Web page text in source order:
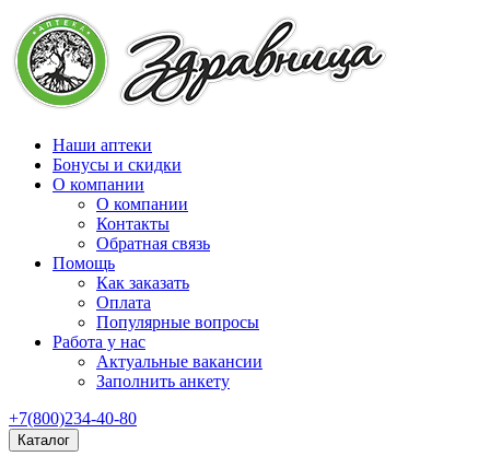
Наши аптеки
Бонусы и скидки
О компании
О компании
Контакты
Обратная связь
Помощь
Как заказать
Оплата
Популярные вопросы
Работа у нас
Актуальные вакансии
Заполнить анкету
+7(800)234-40-80
Каталог